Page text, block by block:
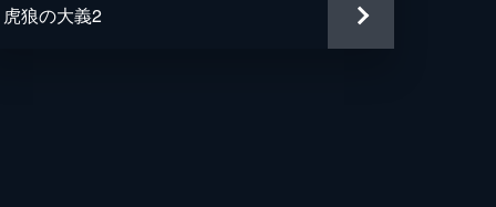
虎狼の大義2